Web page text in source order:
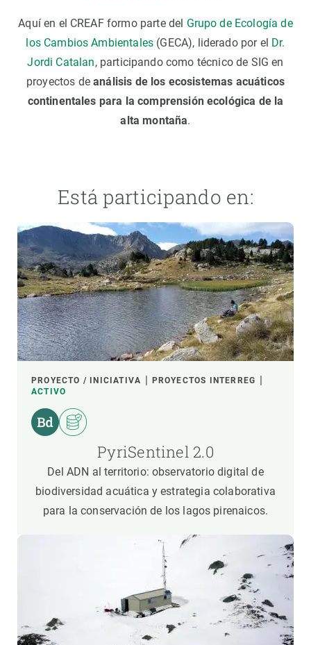
Aquí en el CREAF formo parte del Grupo de Ecología de
los Cambios Ambientales (GECA), liderado por el Dr.
Jordi Catalan, participando como técnico de SIG en
proyectos deanálisis de los ecosistemas acuáticos
continentales para la comprensión ecológica de la
alta montaña.
Está participando en:
PROYECTO / INICIATIVA
PROYECTOS INTERREG
ACTIVO
PyriSentinel 2.0
Del ADN al territorio: observatorio digital de
biodiversidad acuática y estrategia colaborativa
para la conservación de los lagos pirenaicos.